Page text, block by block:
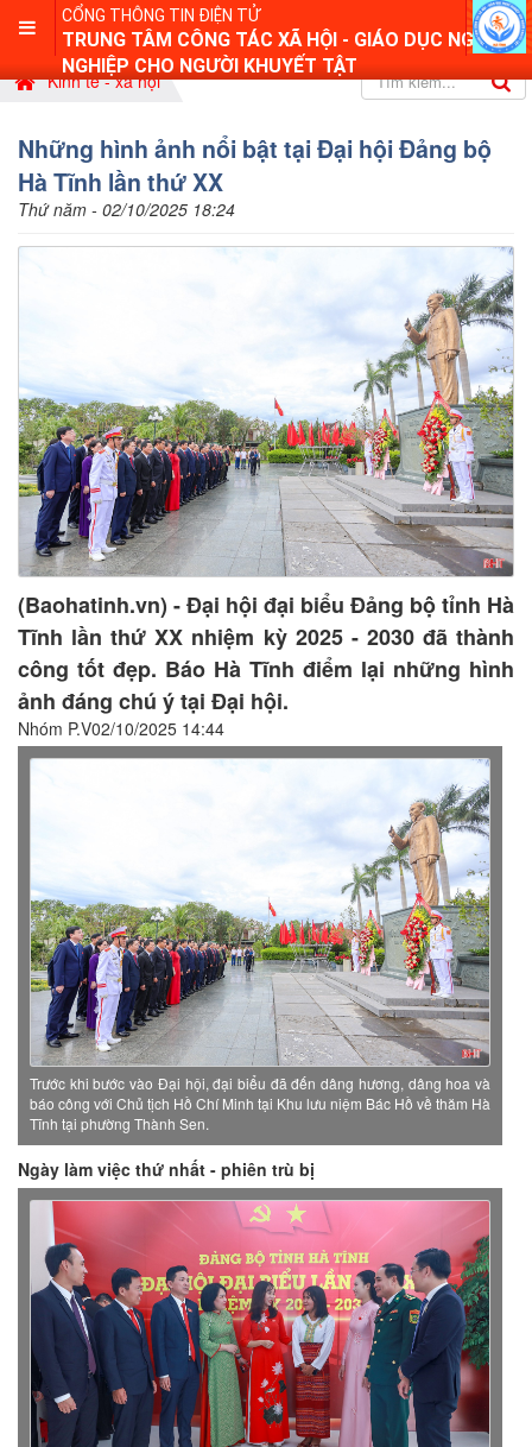
CỔNG THÔNG TIN ĐIỆN TỬ
TRUNG TÂM CÔNG TÁC XÃ HỘI - GIÁO DỤC NGHỀ
NGHIỆP CHO NGƯỜI KHUYẾT TẬT
Kinh tế - xã hội
Những hình ảnh nổi bật tại Đại hội Đảng bộ
Hà Tĩnh lần thứ XX
Thứ năm - 02/10/2025 18:24
(Baohatinh.vn) - Đại hội đại biểu Đảng bộ tỉnh Hà
Tĩnh lần thứ XX nhiệm kỳ 2025 - 2030 đã thành
công tốt đẹp. Báo Hà Tĩnh điểm lại những hình
ảnh đáng chú ý tại Đại hội.
Nhóm P.V02/10/2025 14:44
Trước khi bước vào Đại hội, đại biểu đã đến dâng hương, dâng hoa và
báo công với Chủ tịch Hồ Chí Minh tại Khu lưu niệm Bác Hồ về thăm Hà
Tĩnh tại phường Thành Sen.
Ngày làm việc thứ nhất - phiên trù bị